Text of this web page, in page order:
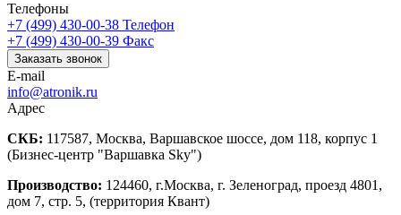
Телефоны
+7 (499) 430-00-38 Телефон
+7 (499) 430-00-39 Факс
Заказать звонок
E-mail
info@atronik.ru
Адрес
СКБ: 117587, Москва, Варшавское шоссе, дом 118, корпус 1
(Бизнес-центр "Варшавка Sky")
Производство: 124460, г.Москва, г. Зеленоград, проезд 4801,
дом 7, стр. 5, (территория Квант)